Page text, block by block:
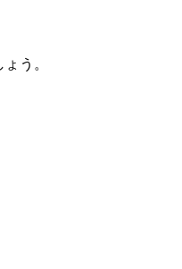
う。